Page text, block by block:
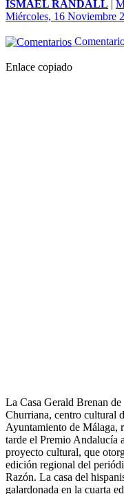
ISMAEL RANDALL |
Miércoles, 16 Noviembre
Enlace copiado
La Casa Gerald Brenan de
Churriana, centro cultural
Ayuntamiento de Málaga,
tarde el Premio Andalucía
proyecto cultural, que
edición regional del
Razón. La casa del
galardonada en la cuarta